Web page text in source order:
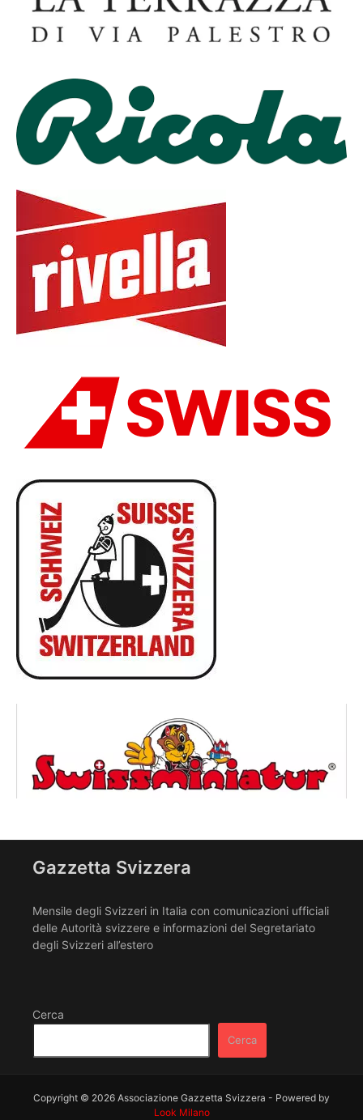
Gazzetta Svizzera
Mensile degli Svizzeri in Italia con comunicazioni ufficiali
delle Autorità svizzere e informazioni del Segretariato
degli Svizzeri all’estero
Cerca
Cerca
Copyright © 2026 Associazione Gazzetta Svizzera - Powered by
Look Milano